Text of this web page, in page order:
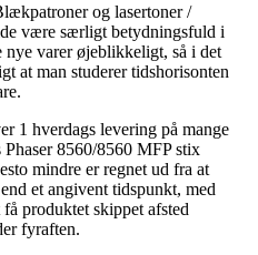
og lasertoner /
være særligt betydningsfuld i
varer øjeblikkeligt, så i det
at man studerer tidshorisonten
1 hverdags levering på mange
8560/8560 MFP stix
mindre er regnet ud fra at
et angivent tidspunkt, med
produktet skippet afsted
fyraften.